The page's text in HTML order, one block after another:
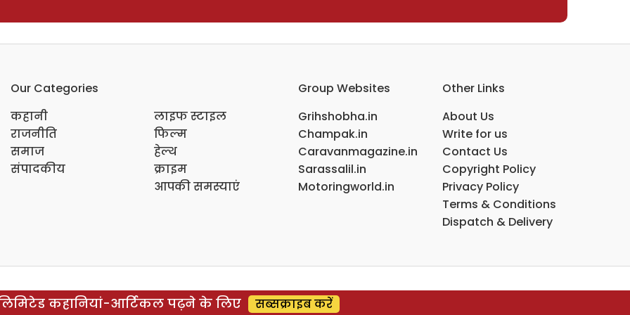
Our Categories
कहानी
राजनीति
समाज
संपादकीय
लाइफ स्टाइल
फिल्म
हेल्थ
क्राइम
आपकी समस्याएं
Group Websites
Grihshobha.in
Champak.in
Caravanmagazine.in
Sarassalil.in
Motoringworld.in
Other Links
About Us
Write for us
Contact Us
Copyright Policy
Privacy Policy
Terms & Conditions
Dispatch & Delivery
कहानियां-आर्टिकल पढ़ने के लिए सब्सक्राइब करें